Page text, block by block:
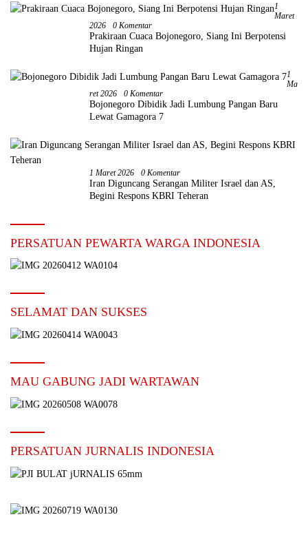
1
Maret
2026
0 Komentar
Prakiraan Cuaca Bojonegoro, Siang Ini Berpotensi
Hujan Ringan
1
Ma
Ret 2026
0 Komentar
Bojonegoro Dibidik Jadi Lumbung Pangan Baru
Lewat Gamagora 7
1 Maret 2026 0 Komentar
Iran Diguncang Serangan Militer Israel dan AS,
Begini Respons KBRI Teheran
PERSATUAN PEWARTA WARGA INDONESIA
SELAMAT DAN SUKSES
MAU GABUNG JADI WARTAWAN
PERSATUAN JURNALIS INDONESIA